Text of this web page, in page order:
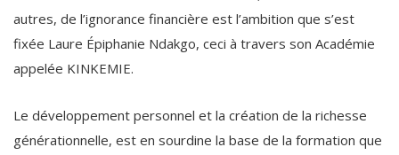
autres, de l’ignorance financière est l’ambition que s’est
fixée Laure Épiphanie Ndakgo, ceci à travers son Académie
appelée KINKEMIE.
Le développement personnel et la création de la richesse
générationnelle, est en sourdine la base de la formation que